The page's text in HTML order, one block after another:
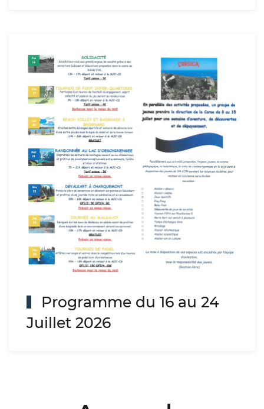
Programme du 16 au 24
Juillet 2026